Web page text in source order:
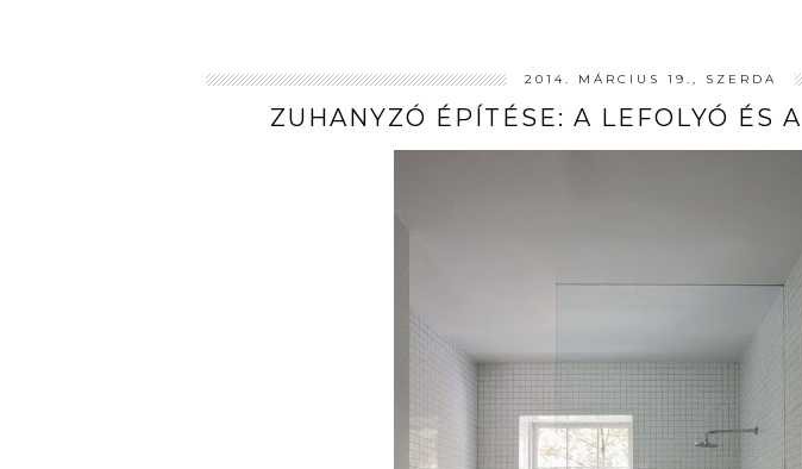
2014. MÁRCIUS 19., SZERDA
ZUHANYZÓ ÉPÍTÉSE: A LEFOLYÓ ÉS